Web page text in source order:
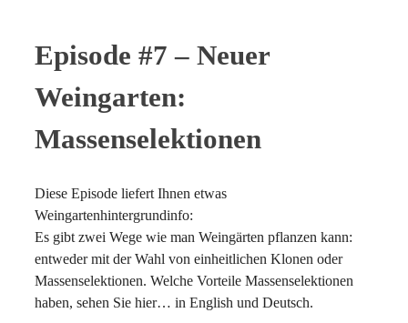
Episode #7 – Neuer
Weingarten:
Massenselektionen
Diese Episode liefert Ihnen etwas
Weingartenhintergrundinfo:
Es gibt zwei Wege wie man Weingärten pflanzen kann:
entweder mit der Wahl von einheitlichen Klonen oder
Massenselektionen. Welche Vorteile Massenselektionen
haben, sehen Sie hier… in English und Deutsch.